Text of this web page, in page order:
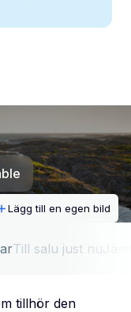
Lägg till en egen bild
Till salu just nu
tillhör den